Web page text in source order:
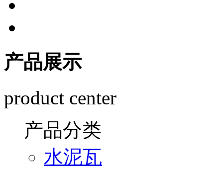
产品展示
product center
产品分类
水泥瓦